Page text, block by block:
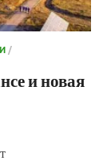
/
и новая